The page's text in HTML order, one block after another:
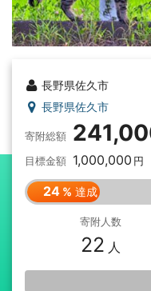
長野県佐久市
長野県佐久市
寄附総額
24 達成
目標金額 1,000,000
寄附人数
22